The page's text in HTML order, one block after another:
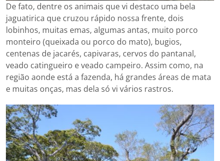
De fato, dentre os animais que vi destaco uma bela
jaguatirica que cruzou rápido nossa frente, dois
lobinhos, muitas emas, algumas antas, muito porco
monteiro (queixada ou porco do mato), bugios,
centenas de jacarés, capivaras, cervos do pantanal,
veado catingueiro e veado campeiro. Assim como, na
região aonde está a fazenda, há grandes áreas de mata
e muitas onças, mas dela só vi vários rastros.